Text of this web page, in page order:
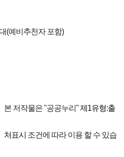
(예비추천자 포함)
본 저작물은 "공공누리"제1유형:출
처표시 조건에 따라 이용 할 수 있습